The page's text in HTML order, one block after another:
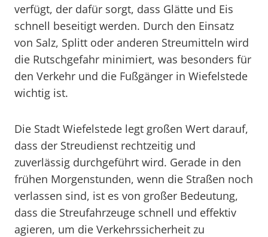
verfügt, der dafür sorgt, dass Glätte und Eis
schnell beseitigt werden. Durch den Einsatz
von Salz, Splitt oder anderen Streumitteln wird
die Rutschgefahr minimiert, was besonders für
den Verkehr und die Fußgänger in Wiefelstede
wichtig ist.
Die Stadt Wiefelstede legt großen Wert darauf,
dass der Streudienst rechtzeitig und
zuverlässig durchgeführt wird. Gerade in den
frühen Morgenstunden, wenn die Straßen noch
verlassen sind, ist es von großer Bedeutung,
dass die Streufahrzeuge schnell und effektiv
agieren, um die Verkehrssicherheit zu